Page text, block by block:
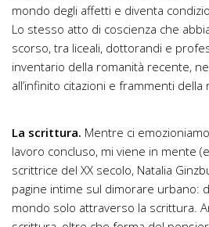
mondo degli affetti e diventa
Lo stesso atto di coscienza che
scorso, tra liceali, dottorandi e
inventario della romanità recente,
all’infinito citazioni e frammenti
La scrittura. Mentre ci
lavoro concluso, mi viene in mente
scrittrice del XX secolo, Natalia
pagine intime sul dimorare urbano:
mondo solo attraverso la scrittura.